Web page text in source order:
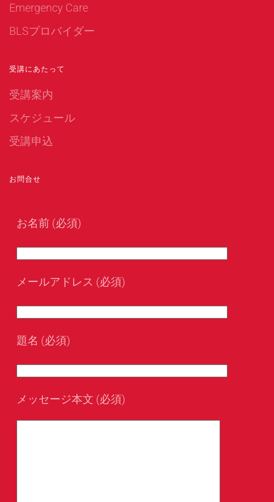
Emergency Care
BLSプロバイダー
受講にあたって
受講案内
スケジュール
受講申込
お問合せ
お名前 (必須)
メールアドレス (必須)
題名 (必須)
メッセージ本文 (必須)